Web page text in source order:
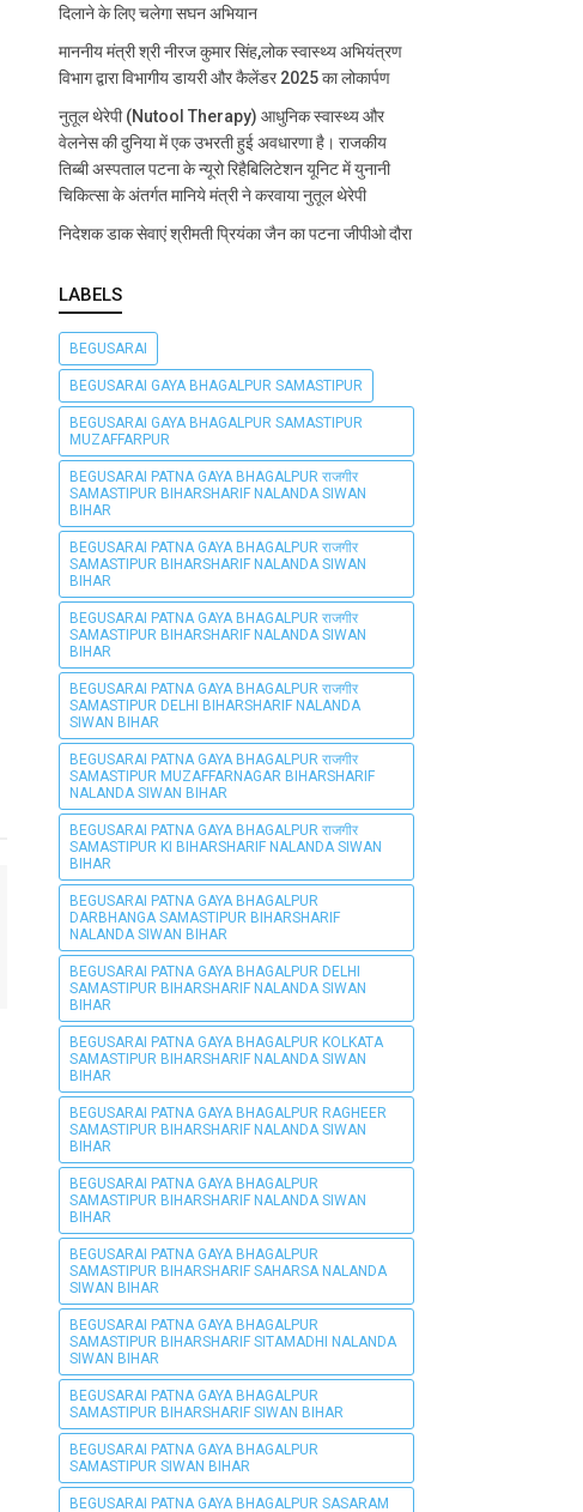
दिलाने के लिए चलेगा सघन अभियान
माननीय मंत्री श्री नीरज कुमार सिंह,लोक स्वास्थ्य अभियंत्रण
विभाग द्वारा विभागीय डायरी और कैलेंडर 2025 का लोकार्पण
नुतूल थेरेपी (Nutool Therapy) आधुनिक स्वास्थ्य और
वेलनेस की दुनिया में एक उभरती हुई अवधारणा है। राजकीय
तिब्बी अस्पताल पटना के न्यूरो रिहैबिलिटेशन यूनिट में युनानी
चिकित्सा के अंतर्गत मानिये मंत्री ने करवाया नुतूल थेरेपी
निदेशक डाक सेवाएं श्रीमती प्रियंका जैन का पटना जीपीओ दौरा
LABELS
BEGUSARAI
BEGUSARAI GAYA BHAGALPUR SAMASTIPUR
BEGUSARAI GAYA BHAGALPUR SAMASTIPUR
MUZAFFARPUR
BEGUSARAI PATNA GAYA BHAGALPUR राजगीर
SAMASTIPUR BIHARSHARIF NALANDA SIWAN
BIHAR
BEGUSARAI PATNA GAYA BHAGALPUR राजगीर
SAMASTIPUR BIHARSHARIF NALANDA SIWAN
BIHAR
BEGUSARAI PATNA GAYA BHAGALPUR राजगीर
SAMASTIPUR BIHARSHARIF NALANDA SIWAN
BIHAR
BEGUSARAI PATNA GAYA BHAGALPUR राजगीर
SAMASTIPUR DELHI BIHARSHARIF NALANDA
SIWAN BIHAR
BEGUSARAI PATNA GAYA BHAGALPUR राजगीर
SAMASTIPUR MUZAFFARNAGAR BIHARSHARIF
NALANDA SIWAN BIHAR
BEGUSARAI PATNA GAYA BHAGALPUR राजगीर
SAMASTIPUR KI BIHARSHARIF NALANDA SIWAN
BIHAR
BEGUSARAI PATNA GAYA BHAGALPUR
DARBHANGA SAMASTIPUR BIHARSHARIF
NALANDA SIWAN BIHAR
BEGUSARAI PATNA GAYA BHAGALPUR DELHI
SAMASTIPUR BIHARSHARIF NALANDA SIWAN
BIHAR
BEGUSARAI PATNA GAYA BHAGALPUR KOLKATA
SAMASTIPUR BIHARSHARIF NALANDA SIWAN
BIHAR
BEGUSARAI PATNA GAYA BHAGALPUR RAGHEER
SAMASTIPUR BIHARSHARIF NALANDA SIWAN
BIHAR
BEGUSARAI PATNA GAYA BHAGALPUR
SAMASTIPUR BIHARSHARIF NALANDA SIWAN
BIHAR
BEGUSARAI PATNA GAYA BHAGALPUR
SAMASTIPUR BIHARSHARIF SAHARSA NALANDA
SIWAN BIHAR
BEGUSARAI PATNA GAYA BHAGALPUR
SAMASTIPUR BIHARSHARIF SITAMADHI NALANDA
SIWAN BIHAR
BEGUSARAI PATNA GAYA BHAGALPUR
SAMASTIPUR BIHARSHARIF SIWAN BIHAR
BEGUSARAI PATNA GAYA BHAGALPUR
SAMASTIPUR SIWAN BIHAR
BEGUSARAI PATNA GAYA BHAGALPUR SASARAM